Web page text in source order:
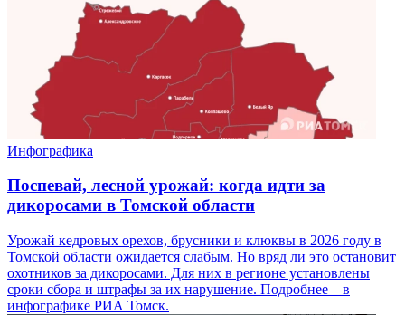
Инфографика
Поспевай, лесной урожай: когда идти за
дикоросами в Томской области
Урожай кедровых орехов, брусники и клюквы в 2026 году в
Томской области ожидается слабым. Но вряд ли это остановит
охотников за дикоросами. Для них в регионе установлены
сроки сбора и штрафы за их нарушение. Подробнее – в
инфографике РИА Томск.